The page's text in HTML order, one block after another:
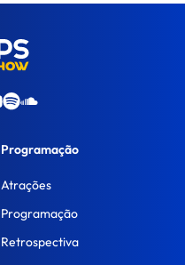
Programação
Atrações
Programação
Retrospectiva